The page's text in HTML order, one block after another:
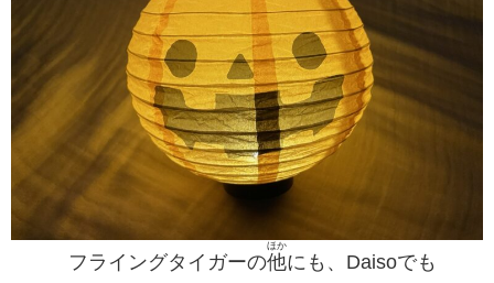
フライングタイガーの他
ほか
にも、Daisoでも